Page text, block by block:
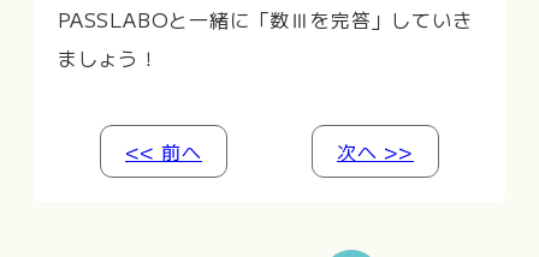
PASSLABOと一緒に「数Ⅲを完答」していき
ましょう！
<< 前へ 次へ >>